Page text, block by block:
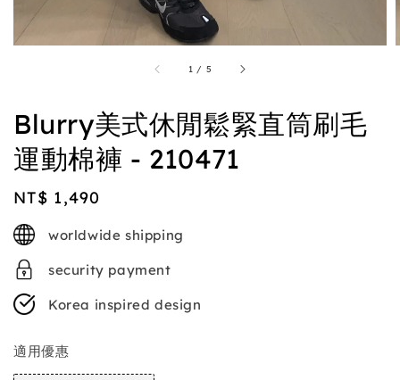
1 / 5
Blurry美式休閒鬆緊直筒刷毛
運動棉褲 - 210471
Regular
price
NT$ 1,490
worldwide shipping
security payment
Korea inspired design
適用優惠